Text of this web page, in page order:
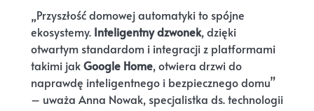
„Przyszłość domowej automatyki to spójne
ekosystemy. Inteligentny dzwonek, dzięki
otwartym standardom i integracji z platformami
takimi jakGoogle Home, otwiera drzwi do
naprawdę inteligentnego i bezpiecznego domu”
– uważa Anna Nowak, specjalistka ds. technologii